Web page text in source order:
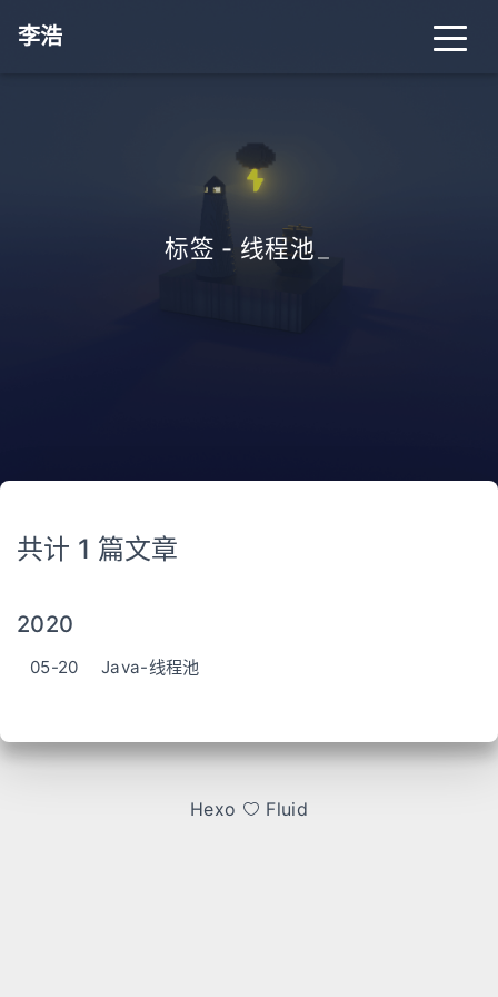
李浩
标签 - 线程池
共计 1 篇文章
2020
05-20 Java-线程池
Hexo Fluid